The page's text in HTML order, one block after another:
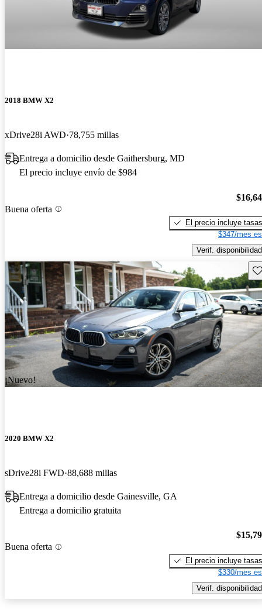
2018 BMW X2
xDrive28i AWD 78,755 millas
Entrega a domicilio desde Gaithersburg, MD
El precio incluye envío de $984
Buena oferta
El precio incluye tasas
$347/mes
Verif. disponibilidad
¡Nuevo!
2020 BMW X2
sDrive28i FWD 88,688 millas
Entrega a domicilio desde Gainesville, GA
Entrega a domicilio gratuita
Buena oferta
El precio incluye tasas
$330/mes
Verif. disponibilidad